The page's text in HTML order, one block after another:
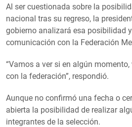
Al ser cuestionada sobre la
nacional tras su regreso, la
gobierno analizará esa posibilidad
comunicación con la Federación
“Vamos a ver si en algún
con la federación”, respondió.
Aunque no confirmó una fecha o
abierta la posibilidad de realizar
integrantes de la selección.